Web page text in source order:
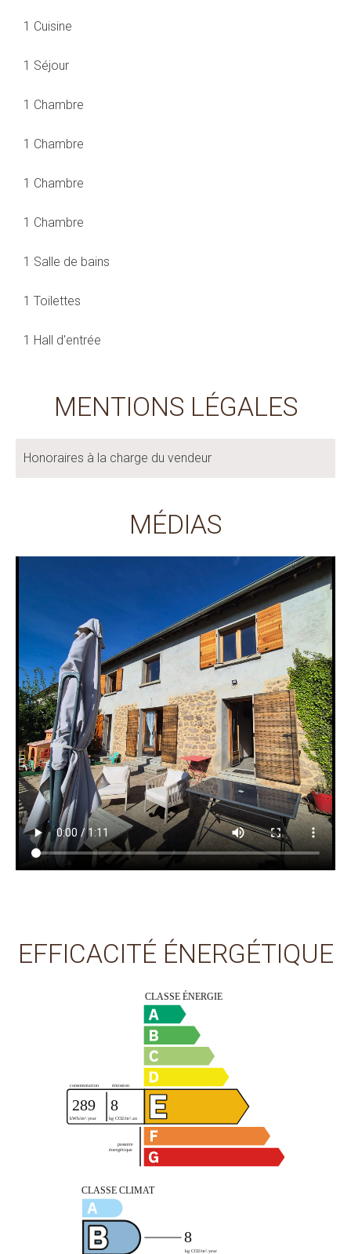
1 Cuisine
1 Séjour
1 Chambre
1 Chambre
1 Chambre
1 Chambre
1 Salle de bains
1 Toilettes
1 Hall d'entrée
MENTIONS LÉGALES
Honoraires à la charge du vendeur
MÉDIAS
EFFICACITÉ ÉNERGÉTIQUE